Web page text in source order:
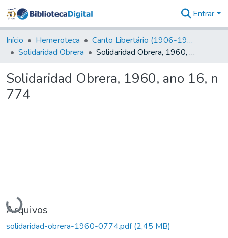
&
Coleções
Tudo na
Digital
Entrar
Início Hemeroteca
Canto Libertário (1906-1995)
Solidaridad Obrera
Solidaridad Obrera, 1960, ano 16, n 774
Solidaridad Obrera, 1960, ano 16, n
774
Carregando...
Arquivos
solidaridad-obrera-1960-0774.pdf(2,45 MB)